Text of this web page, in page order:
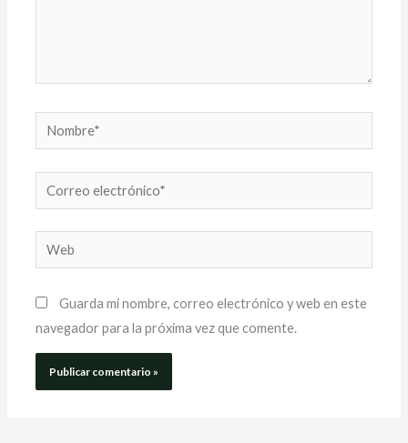
Nombre*
Correo
electrónico*
Web
Guarda mi nombre, correo electrónico y web en este
navegador para la próxima vez que comente.